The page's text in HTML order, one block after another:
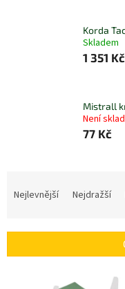
Korda
Skladem
1 351 Kč
Mistrall
Není
77 Kč
í
Nejlevnější Nejdražší